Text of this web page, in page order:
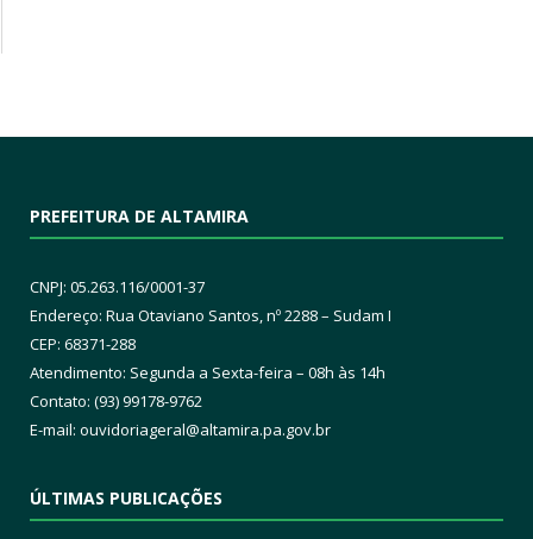
PREFEITURA DE ALTAMIRA
CNPJ: 05.263.116/0001-37
Endereço: Rua Otaviano Santos, nº 2288 – Sudam I
CEP: 68371-288
Atendimento: Segunda a Sexta-feira – 08h às 14h
Contato: (93) 99178-9762
E-mail: ouvidoriageral@altamira.pa.gov.br
ÚLTIMAS PUBLICAÇÕES